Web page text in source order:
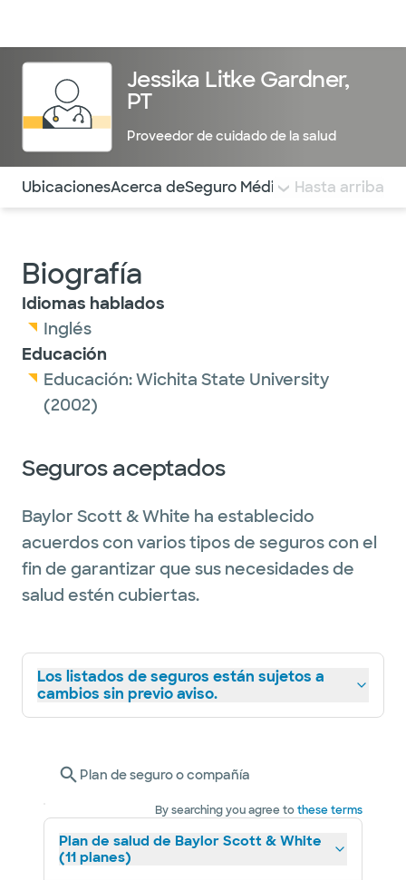
Jessika Litke Gardner,
PT
Proveedor de cuidado de la salud
Utilice esta navegación para saltar rápidamente a
UbicacionesAcerca deSeguro Médico COMENTARIOS
Hasta arriba
Biografía
Idiomas hablados
Inglés
Educación
Educación:Wichita State University
(2002)
Seguros aceptados
Baylor Scott & White ha establecido
acuerdos con varios tipos de seguros con el
fin de garantizar que sus necesidades de
salud estén cubiertas.
Los listados de seguros están sujetos a
cambios sin previo aviso.
Plan de seguro o compañía
By searching you agree tothese terms
Plan de salud de Baylor Scott & White
(11 planes)